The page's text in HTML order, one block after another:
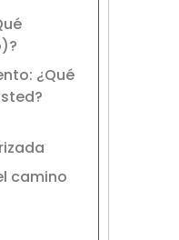
¿Qué
camino